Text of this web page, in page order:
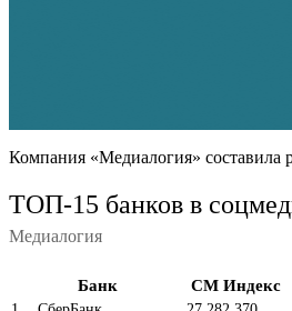
Компания «Медиалогия» составила
ТОП-15 банков в
Медиалогия
Банк СМ Индекс